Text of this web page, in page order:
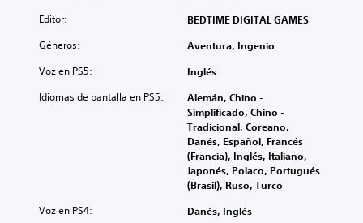
Editor: BEDTIME DIGITAL GAMES
Géneros: Aventura, Ingenio
Voz en PS5: Inglés
Idiomas de pantalla en PS5:
Alemán, Chino -
Simplificado, Chino -
Tradicional, Coreano,
Danés, Español, Francés
(Francia), Inglés, Italiano,
Japonés, Polaco, Portugués
(Brasil), Ruso, Turco
Voz en PS4: Danés, Inglés